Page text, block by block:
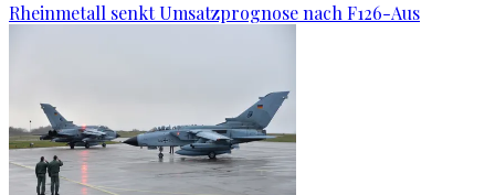
Rheinmetall senkt Umsatzprognose nach F126-Aus